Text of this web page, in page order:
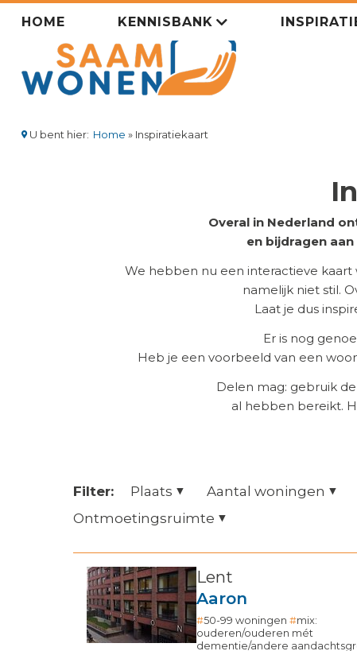
Overslaan
gaan
Zorgsaamwonen
menu
HOME KENNISBANK
U bent hier: Home Inspiratiekaart
Overal in Nederland
en bijdragen
We hebben nu een interactieve
namelijk niet stil.
Laat je dus
Er is nog
Heb je een voorbeeld van een
Delen mag: gebruik
al hebben bereikt.